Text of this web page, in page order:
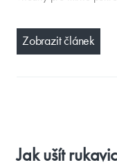
Zobrazit článek
Jak ušít